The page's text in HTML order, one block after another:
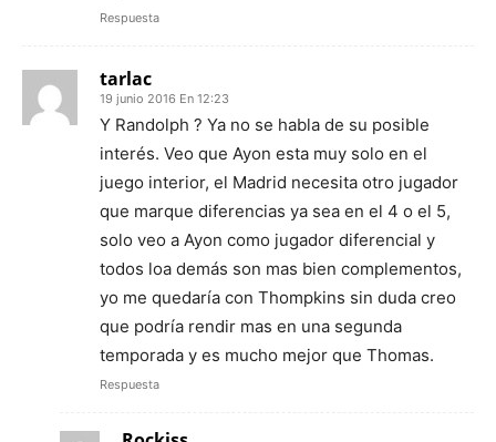
Respuesta
tarlac
19 junio 2016 En 12:23
Y Randolph ? Ya no se habla de su posible
interés. Veo que Ayon esta muy solo en el
juego interior, el Madrid necesita otro jugador
que marque diferencias ya sea en el 4 o el 5,
solo veo a Ayon como jugador diferencial y
todos loa demás son mas bien complementos,
yo me quedaría con Thompkins sin duda creo
que podría rendir mas en una segunda
temporada y es mucho mejor que Thomas.
Respuesta